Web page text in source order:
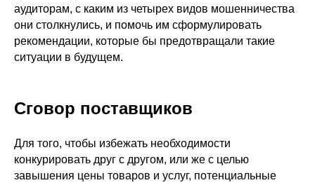
аудиторам, с каким из четырех видов мошенничества
они столкнулись, и помочь им сформулировать
рекомендации, которые бы предотвращали такие
ситуации в будущем.
Сговор поставщиков
Для того, чтобы избежать необходимости
конкурировать друг с другом, или же с целью
завышения цены товаров и услуг, потенциальные